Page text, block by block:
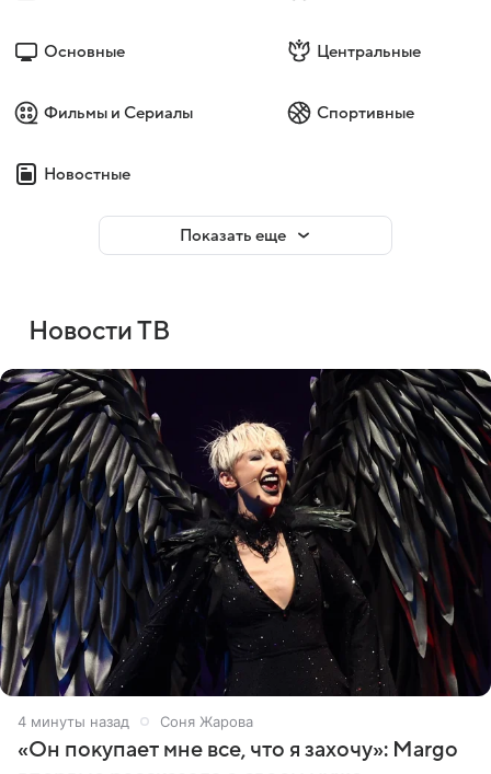
Основные Центральные
Фильмы и Сериалы Спортивные
Новостные
Показать еще
Новости ТВ
4 минуты назад Соня Жарова
«Он покупает мне все, что я захочу»: Margo